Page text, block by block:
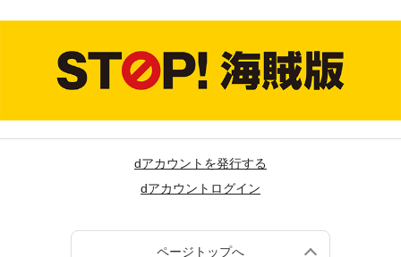
dアカウントを発行する
dアカウントログイン
ページトップへ